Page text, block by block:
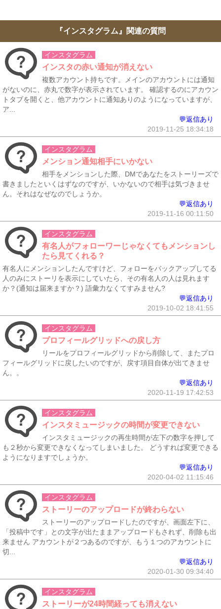
『インスタグラム』関連の質問
インスタグラム
インスタの赤い通知が消えない
複数アカウント持ちです。メインのアカウントには通知
がないのに、赤丸で数字が表示されています。 確認するのにアカウン
トタブを開くと、他アカウントに通知ありのようになっていますが、
ア...
💬返信あり
2019-11-25 18:34:18
インスタグラム
メンション通知相手にいかない
相手をメンションした際、DMであなたをストーリーズで
書きましたといくはずなのですが、いかないので相手は気づきませ
ん。それはなぜなのでしょうか。
💬返信あり
2019-11-16 00:11:50
インスタグラム
有名人がフォローワーじゃなくてもメンションし
たら見てくれる？
有名人にメンションしたんですけど、フォローをバックアップしてる
人のみにストーリを表示にしていたら、その有名人の人は見れます
か？(通知は届来ますか？) 語彙力なくてすみません?
💬返信あり
2019-10-02 18:41:55
インスタグラム
プロフィールグリッドへの戻し方
リールをプロフィールグリッドから削除して、またプロ
フィールグリッドに戻したいのですが、戻す項目自体が出てきませ
ん。。
💬返信あり
2020-11-19 17:42:53
インスタグラム
インスタミュージックの時間が変更できない
インスタミュージックの再生時間が左下の数字を押して
も２秒から変更できなくなってしまいました。 どうすれば変更できる
ようになりますでしょうか。
💬返信あり
2020-04-02 11:15:46
インスタグラム
ストーリーのアップロードが終わらない
ストーリーのアップロードしたのですが、画面左下に、
「投稿中です」との文字が出たままアップロードもされず、削除も出
来ません アカウントが２つあるのですが、もう１つのアカウントに
切...
💬返信あり
2020-01-30 09:34:40
インスタグラム
ストーリーが24時間経っても消えない